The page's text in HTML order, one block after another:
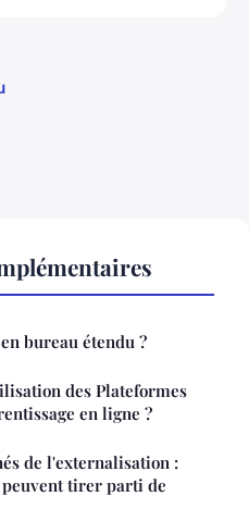
bureau étendu ?
des Plateformes
en ligne ?
de l'externalisation :
tirer parti de